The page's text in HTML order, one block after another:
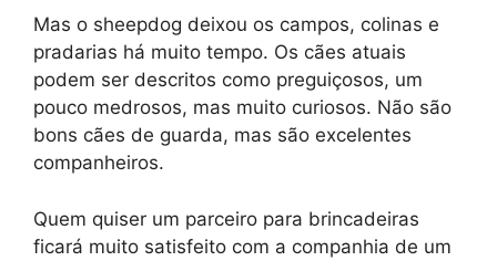
Mas o sheepdog deixou os campos, colinas e
pradarias há muito tempo. Os cães atuais
podem ser descritos como preguiçosos, um
pouco medrosos, mas muito curiosos. Não são
bons cães de guarda, mas são excelentes
companheiros.
Quem quiser um parceiro para brincadeiras
ficará muito satisfeito com a companhia de um